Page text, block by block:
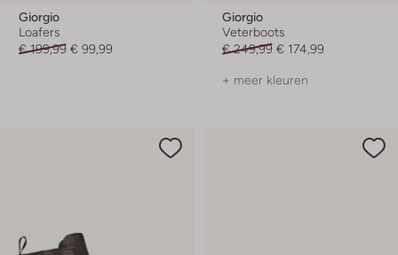
Giorgio
Loafers
€ 199,99 € 99,99
Giorgio
Veterboots
€ 249,99 € 174,99
+ meer kleuren